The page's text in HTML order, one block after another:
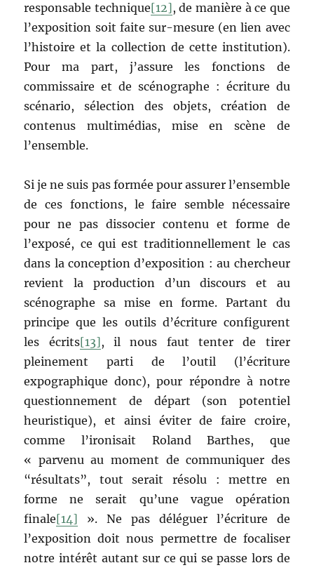
responsable technique[12], de manière à ce que
l’exposition soit faite sur-mesure (en lien avec
l’histoire et la collection de cette institution).
Pour ma part, j’assure les fonctions de
commissaire et de scénographe : écriture du
scénario, sélection des objets, création de
contenus multimédias, mise en scène de
l’ensemble.
Si je ne suis pas formée pour assurer l’ensemble
de ces fonctions, le faire semble nécessaire
pour ne pas dissocier contenu et forme de
l’exposé, ce qui est traditionnellement le cas
dans la conception d’exposition : au chercheur
revient la production d’un discours et au
scénographe sa mise en forme. Partant du
principe que les outils d’écriture configurent
les écrits[13], il nous faut tenter de tirer
pleinement parti de l’outil (l’écriture
expographique donc), pour répondre à notre
questionnement de départ (son potentiel
heuristique), et ainsi éviter de faire croire,
comme l’ironisait Roland Barthes, que
« parvenu au moment de communiquer des
“résultats”, tout serait résolu : mettre en
forme ne serait qu’une vague opération
finale[14] ». Ne pas déléguer l’écriture de
l’exposition doit nous permettre de focaliser
notre intérêt autant sur ce qui se passe lors de